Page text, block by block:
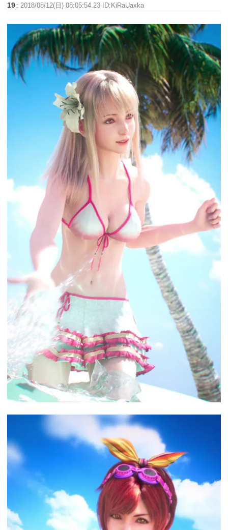
19 :2018/08/12(日) 08:05:54.23 ID:KiRaUaxka